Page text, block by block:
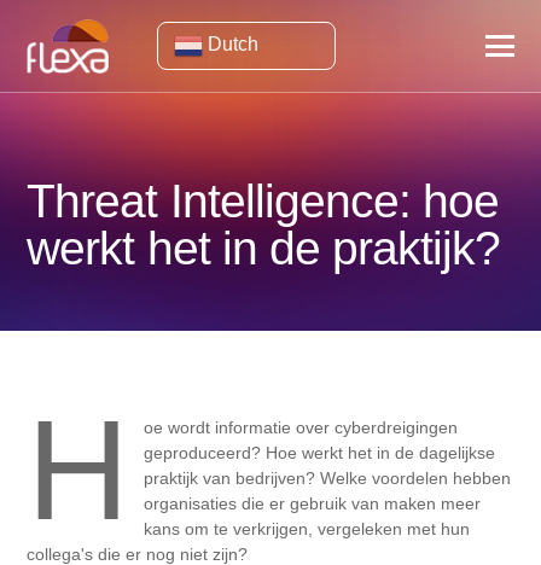
Dutch
Threat Intelligence: hoe
werkt het in de praktijk?
H
oe wordt informatie over cyberdreigingen
geproduceerd? Hoe werkt het in de dagelijkse
praktijk van bedrijven? Welke voordelen hebben
organisaties die er gebruik van maken meer
kans om te verkrijgen, vergeleken met hun
collega's die er nog niet zijn?